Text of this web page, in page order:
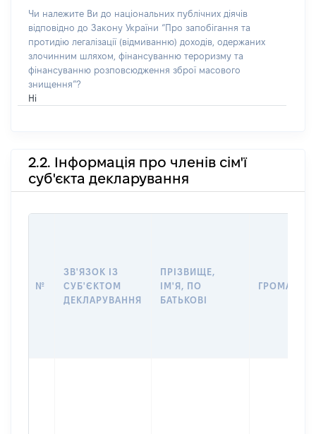
Чи належите Ви до національних публічних діячів
відповідно до Закону України “Про запобігання та
протидію легалізації (відмиванню) доходів, одержаних
злочинним шляхом, фінансуванню тероризму та
фінансуванню розповсюдження зброї масового
знищення”?
Ні
2.2. Інформація про членів сім'ї
суб'єкта декларування
№
ЗВ'ЯЗОК ІЗ
СУБ'ЄКТОМ
ДЕКЛАРУВАННЯ
ПРІЗВИЩЕ,
ІМ'Я, ПО
БАТЬКОВІ